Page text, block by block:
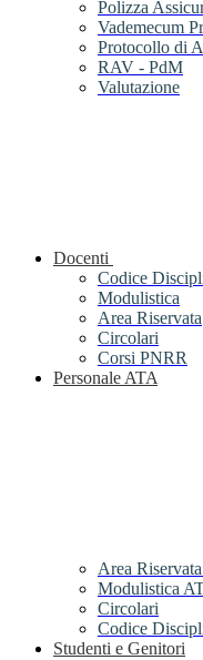
Polizza
Vademecum
Protocollo di
RAV - PdM
Valutazione
Docenti
Codice
Modulistica
Area Riservata
Circolari
Corsi PNRR
Personale ATA
Area
Modulistica
Circolari
Codice
Studenti e Genitori